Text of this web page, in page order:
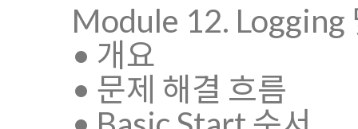
Module 12. Logging
• 개요
• 문제 해결 흐름